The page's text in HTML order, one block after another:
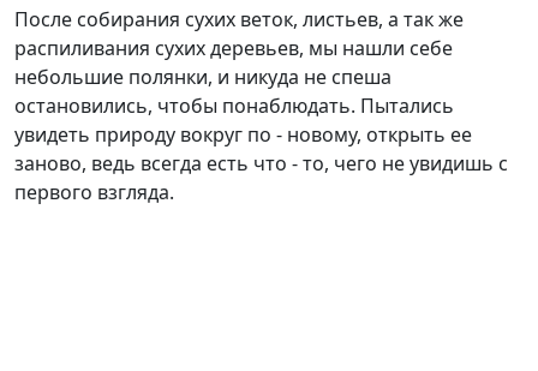
После собирания сухих веток, листьев, а так же
распиливания сухих деревьев, мы нашли себе
небольшие полянки, и никуда не спеша
остановились, чтобы понаблюдать. Пытались
увидеть природу вокруг по - новому, открыть ее
заново, ведь всегда есть что - то, чего не увидишь с
первого взгляда.